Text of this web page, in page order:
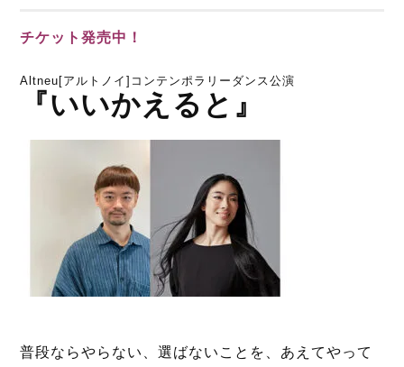
チケット発売中！
Altneu[アルトノイ]コンテンポラリーダンス公演
『いいかえると』
普段ならやらない、選ばないことを、あえてやって